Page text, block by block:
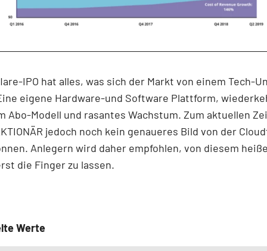
IPO hat alles, was sich der Markt von einem Tech-
eigene Hardware-und Software Plattform,
Abo-Modell und rasantes Wachstum. Zum aktuellen
jedoch noch kein genaueres Bild von der
Anlegern wird daher empfohlen, von diesem
die Finger zu lassen.
Werte